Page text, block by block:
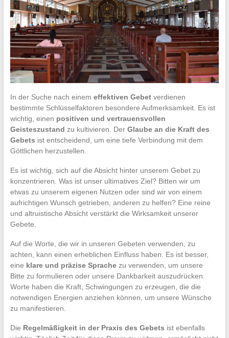
In der Suche nach einem effektiven Gebetverdienen
bestimmte Schlüsselfaktoren besondere Aufmerksamkeit. Es ist
wichtig, einen positiven und vertrauensvollen
Geisteszustand zu kultivieren. Der Glaube an die Kraft des
Gebets ist entscheidend, um eine tiefe Verbindung mit dem
Göttlichen herzustellen.
Es ist wichtig, sich auf die Absicht hinter unserem Gebet zu
konzentrieren. Was ist unser ultimatives Ziel? Bitten wir um
etwas zu unserem eigenen Nutzen oder sind wir von einem
aufrichtigen Wunsch getrieben, anderen zu helfen? Eine reine
und altruistische Absicht verstärkt die Wirksamkeit unserer
Gebete.
Auf die Worte, die wir in unseren Gebeten verwenden, zu
achten, kann einen erheblichen Einfluss haben. Es ist besser,
eine klare und präzise Sprachezu verwenden, um unsere
Bitte zu formulieren oder unsere Dankbarkeit auszudrücken.
Worte haben die Kraft, Schwingungen zu erzeugen, die die
notwendigen Energien anziehen können, um unsere Wünsche
zu manifestieren.
Die Regelmäßigkeit in der Praxis des Gebets ist ebenfalls